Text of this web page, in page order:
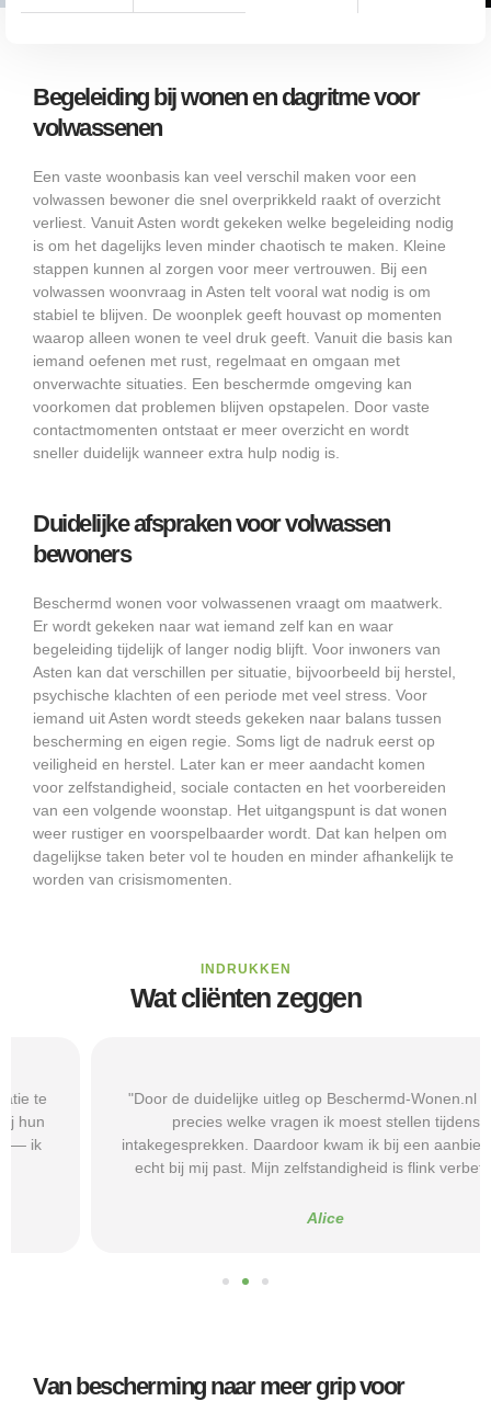
Begeleiding bij wonen en dagritme voor
volwassenen
Een vaste woonbasis kan veel verschil maken voor een
volwassen bewoner die snel overprikkeld raakt of overzicht
verliest. Vanuit Asten wordt gekeken welke begeleiding nodig
is om het dagelijks leven minder chaotisch te maken. Kleine
stappen kunnen al zorgen voor meer vertrouwen. Bij een
volwassen woonvraag in Asten telt vooral wat nodig is om
stabiel te blijven. De woonplek geeft houvast op momenten
waarop alleen wonen te veel druk geeft. Vanuit die basis kan
iemand oefenen met rust, regelmaat en omgaan met
onverwachte situaties. Een beschermde omgeving kan
voorkomen dat problemen blijven opstapelen. Door vaste
contactmomenten ontstaat er meer overzicht en wordt
sneller duidelijk wanneer extra hulp nodig is.
Duidelijke afspraken voor volwassen
bewoners
Beschermd wonen voor volwassenen vraagt om maatwerk.
Er wordt gekeken naar wat iemand zelf kan en waar
begeleiding tijdelijk of langer nodig blijft. Voor inwoners van
Asten kan dat verschillen per situatie, bijvoorbeeld bij herstel,
psychische klachten of een periode met veel stress. Voor
iemand uit Asten wordt steeds gekeken naar balans tussen
bescherming en eigen regie. Soms ligt de nadruk eerst op
veiligheid en herstel. Later kan er meer aandacht komen
voor zelfstandigheid, sociale contacten en het voorbereiden
van een volgende woonstap. Het uitgangspunt is dat wonen
weer rustiger en voorspelbaarder wordt. Dat kan helpen om
dagelijkse taken beter vol te houden en minder afhankelijk te
worden van crisismomenten.
INDRUKKEN
Wat cliënten zeggen
"Door de duidelijke uitleg op Beschermd-Wonen.nl wist ik
precies welke vragen ik moest stellen tijdens
intakegesprekken. Daardoor kwam ik bij een aanbieder die
echt bij mij past. Mijn zelfstandigheid is flink verbeterd."
Van bescherming naar meer grip voor